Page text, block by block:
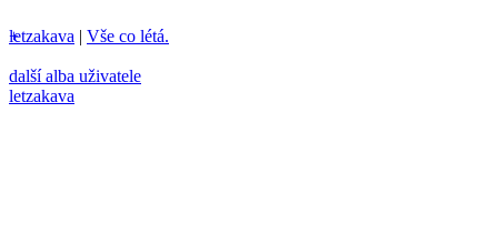
letzakava | Vše co létá.
+
další alba uživatele
letzakava